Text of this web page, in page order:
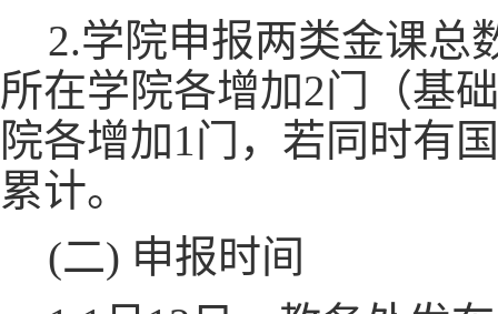
2.学院申报两类金课总
所在学院各增加2门（基
院各增加1门，若同时有
累计。
(二) 申报时间